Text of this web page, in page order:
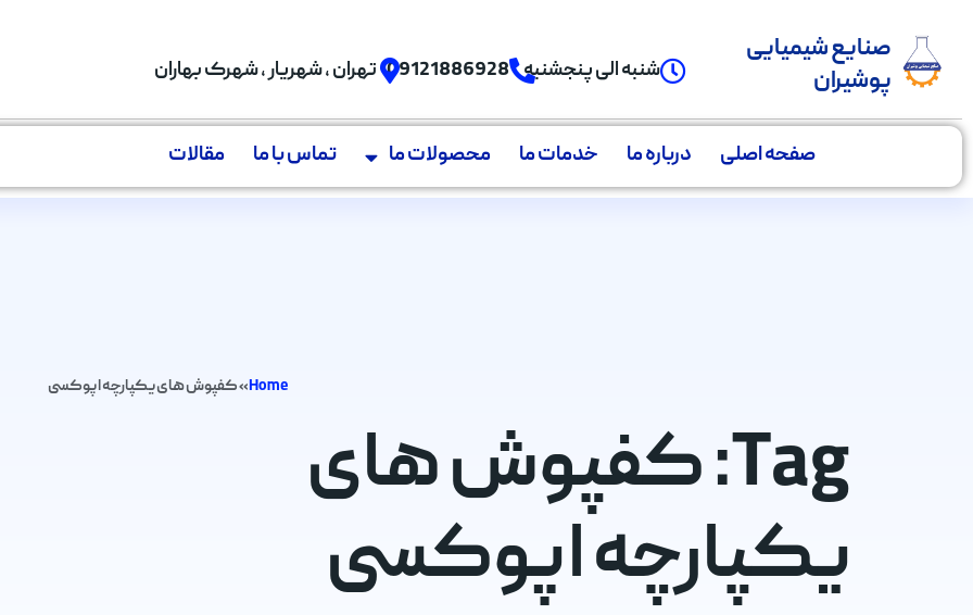
صنایع شیمیایی
پوشیران
شنبه الی پنجشنبه 09121886928 تهران , شهریار , شهرک بهاران
صفحه اصلی درباره ما خدمات ما محصولات ما تماس با ما مقالات
Home
»کفپوش های یکپارچه اپوکسی
Tag: کفپوش های
یکپارچه اپوکسی